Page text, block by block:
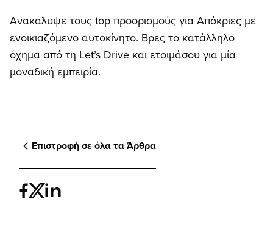
Ανακάλυψε τους top προορισμούς για Απόκριες με
ενοικιαζόμενο αυτοκίνητο. Βρες το κατάλληλο
όχημα από τη Let’s Drive και ετοιμάσου για μία
μοναδική εμπειρία.
Επιστροφή σε όλα τα Άρθρα